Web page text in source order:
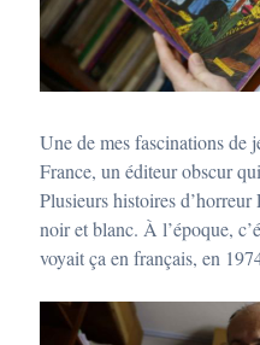
Une de mes fascinations de
France, un éditeur obscur
Plusieurs histoires
noir et blanc. À l’époque,
voyait ça en français, en